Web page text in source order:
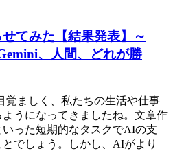
てみた【結果発表】～
、人間、どれが勝
覚ましく、私たちの生活や仕事
うになってきましたね。文章作
った短期的なタスクでAIの支
でしょう。しかし、AIがより